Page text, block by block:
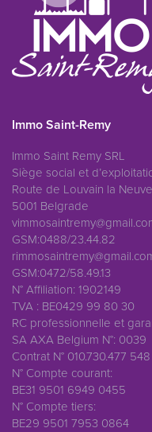
Immo Saint-Remy
Immo Saint Remy SRL
Siège social et
Route de Louvain la
5001 Belgrade
GSM:0488/23.44.82
GSM:0472/58.49.13
N° Affiliation: 1902149
TVA : BE0429 99 80 30
RC professionnelle et
SA AXA Belgium N°: 0039
Contrat N° 010.730.477 548
N° Compte courant:
BE31 9501 6949 0455
N° Compte tiers:
BE29 9501 7953 0864